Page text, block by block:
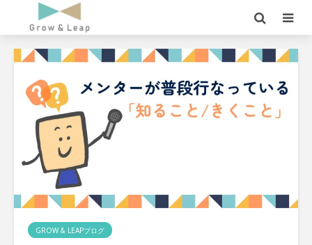
GROW & LEAPブログ